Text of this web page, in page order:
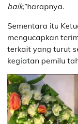
baik,”harapnya.
Sementara itu
mengucapkan
terkait yang turut
kegiatan pemilu